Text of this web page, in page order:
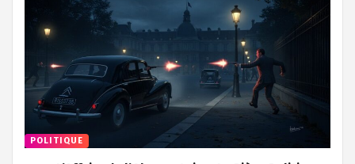
POLITIQUE